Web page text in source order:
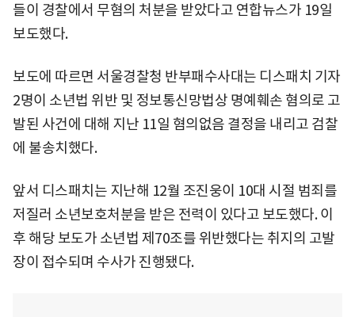
들이 경찰에서 무혐의 처분을 받았다고 연합뉴스가 19일
보도했다.
보도에 따르면 서울경찰청 반부패수사대는 디스패치 기자
2명이 소년법 위반 및 정보통신망법상 명예훼손 혐의로 고
발된 사건에 대해 지난 11일 혐의없음 결정을 내리고 검찰
에 불송치했다.
앞서 디스패치는 지난해 12월 조진웅이 10대 시절 범죄를
저질러 소년보호처분을 받은 전력이 있다고 보도했다. 이
후 해당 보도가 소년법 제70조를 위반했다는 취지의 고발
장이 접수되며 수사가 진행됐다.